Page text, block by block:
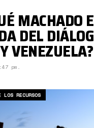
MACHADO
DEL
VENEZUELA?
pm.
RECURSOS